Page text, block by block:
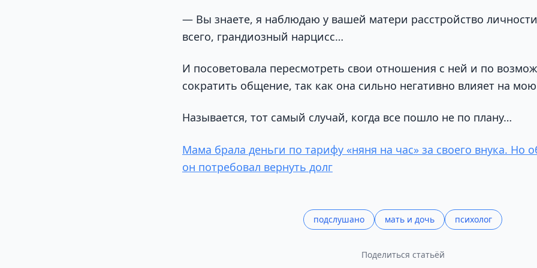
— Вы знаете, я наблюдаю у вашей матери расстройство
всего, грандиозный нарцисс…
И посоветовала пересмотреть свои отношения с ней и по
сократить общение, так как она сильно негативно влияет на
Называется, тот самый случай, когда все пошло не по плану…
Мама брала деньги по тарифу «няня на час» за своего внука. Но
он потребовал вернуть долг
подслушано мать и дочь психолог
Поделиться статьёй